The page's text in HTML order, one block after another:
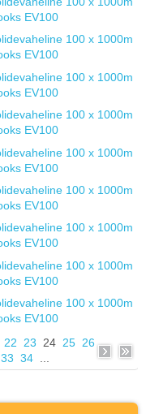
22 23 24 25 26
33 34...